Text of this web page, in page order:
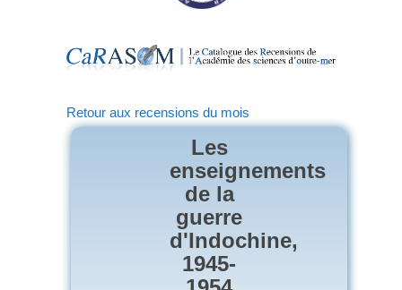
Retour aux recensions du mois
Les
enseignements
de la
guerre
d'Indochine,
1945-